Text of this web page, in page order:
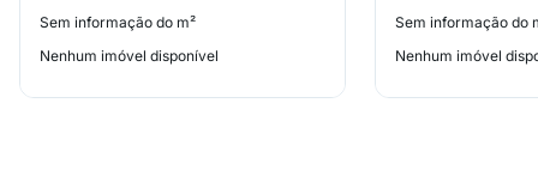
Sem informação do m²
Nenhum imóvel disponível
Sem informação do
Nenhum imóvel